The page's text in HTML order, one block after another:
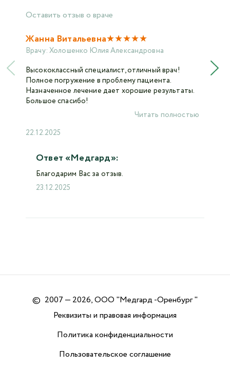
Оставить отзыв о враче
Жанна Витальевна★★★★★
Врачу: Холошенко Юлия Александровна
Высококлассный специалист, отличный врач!
Полное погружение в проблему пациента.
Назначенное лечение дает хорошие результаты.
Большое спасибо!
22.12.2025
Читать полностью
Ответ «Медгард»:
Благодарим Вас за отзыв.
23.12.2025
© 2007 — 2026, ООО "Медгард -Оренбург "
Реквизиты и правовая информация
Политика конфиденциальности
Пользовательское соглашение